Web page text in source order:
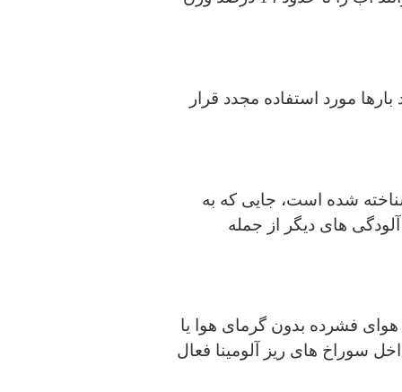
و می توانند بارها مورد استفاده مجدد قرار
شناخته شده است، جایی که به
های دیگر از جمله
فشرده بدون گرمای هوا یا
سوراخ های ریز آلومینا فعال